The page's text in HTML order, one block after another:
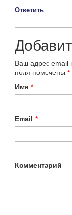
Ответить
Ваш адрес email
поля помечены *
Имя *
Email *
Комментарий